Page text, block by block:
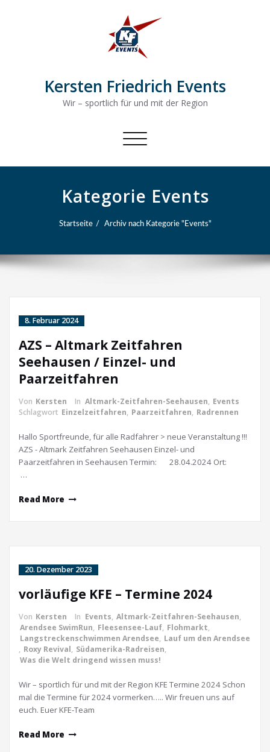
Kersten Friedrich Events
Wir – sportlich für und mit der Region
Schalte
Kategorie Events
Startseite Archiv nach Kategorie "Events"
8. Februar 2024
AZS – Altmark Zeitfahren
Seehausen / Einzel- und
Paarzeitfahren
Von Kersten In Altmark-Zeitfahren-Seehausen, Events
Schlagwort Einzelzeitfahren, Paarzeitfahren, Radrennen
Hallo Sportfreunde, für alle Radfahrer > neue Veranstaltung !!!
AZS - Altmark Zeitfahren Seehausen Einzel- und
Paarzeitfahren in Seehausen Termin: 28.04.2024 Ort:
…
Read More
20. Dezember 2023
vorläufige KFE – Termine 2024
Von Kersten In Events, Altmark-Zeitfahren-Seehausen,
Arendsee SwimRun, Fleesensee-Lauf, Flohmarkt,
Langstreckenschwimmen Arendsee, Lauf um den Arendsee
, Roxy Revival, Südamerika-Radreisen,
Was die Welt dringend wissen muss!
Wir – sportlich für und mit der Region KFE Termine 2024 Schon
mal die Termine für 2024 vormerken….. Wir freuen uns auf
euch. Euer KFE-Team
Read More